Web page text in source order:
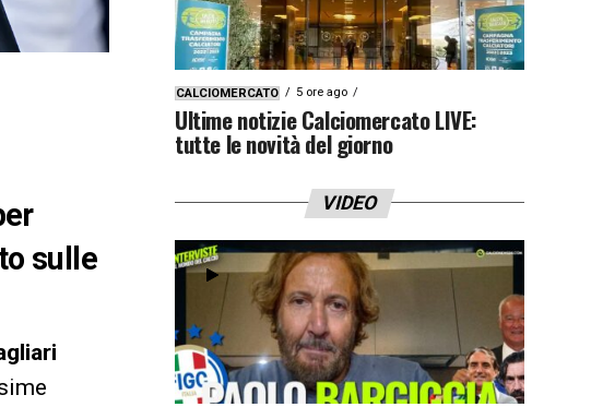
sulle
CALCIOMERCATO 5 ore ago
Ultime notizie Calciomercato LIVE:
tutte le novità del giorno
VIDEO